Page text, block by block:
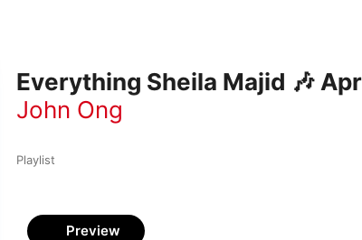
Everything Sheila Majid 🎶
John Ong
Playlist
Preview